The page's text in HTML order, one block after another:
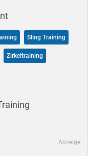
Sling Training
Zirkeltraining
Anzeige